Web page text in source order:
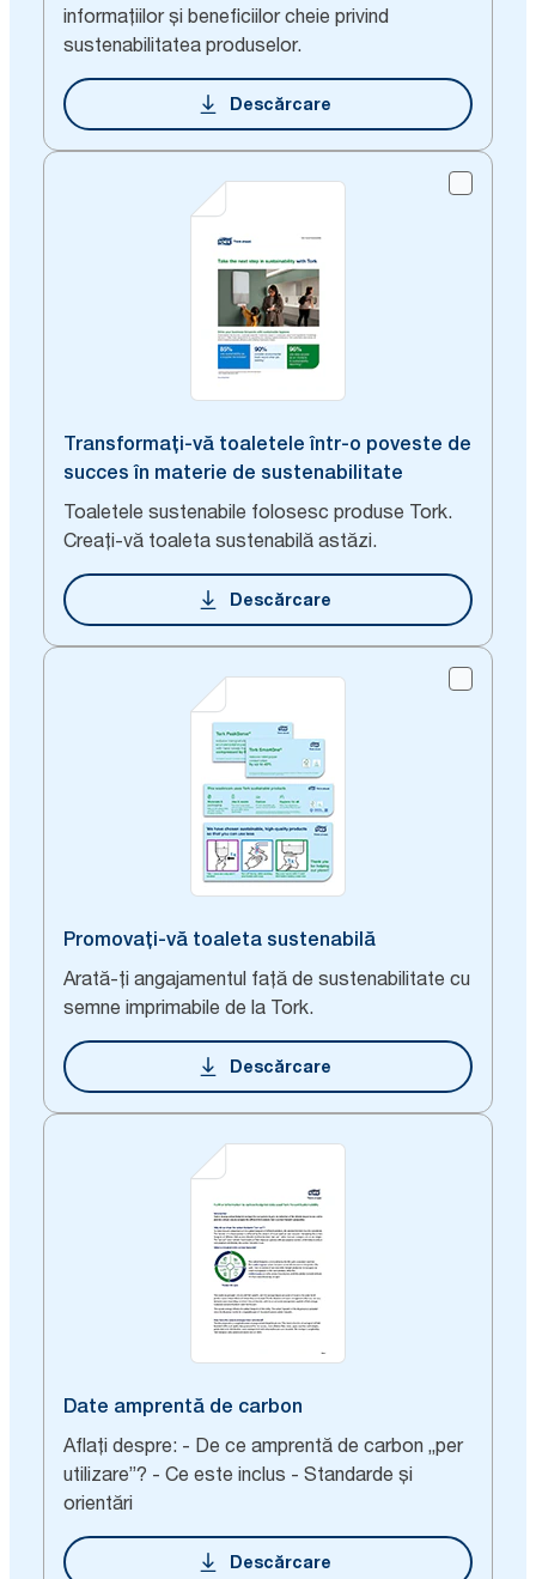
informațiilor și beneficiilor cheie privind
sustenabilitatea produselor.
Descărcare
Transformați-vă toaletele într-o poveste de
succes în materie de sustenabilitate
Toaletele sustenabile folosesc produse Tork.
Creați-vă toaleta sustenabilă astăzi.
Descărcare
Promovați-vă toaleta sustenabilă
Arată-ți angajamentul față de sustenabilitate cu
semne imprimabile de la Tork.
Descărcare
Date amprentă de carbon
Aflați despre: - De ce amprentă de carbon „per
utilizare”? - Ce este inclus - Standarde și
orientări
Descărcare